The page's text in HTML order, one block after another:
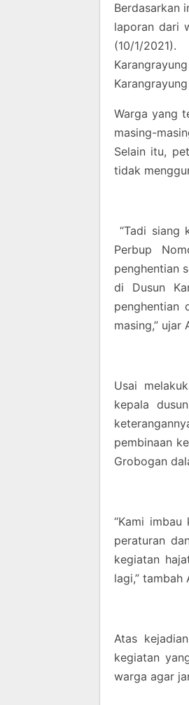
Berdasarkan
laporan dari
(10/1/
Warga yang
masing-
Selain itu,
tidak
“Tadi siang
Perbup
penghentian
di Dusun
penghentian
masing,” ujar
Usai
kepala
pembinaan
Grobogan
“Kami
peraturan
kegiatan
lagi,” tambah
Atas
kegiatan
warga agar